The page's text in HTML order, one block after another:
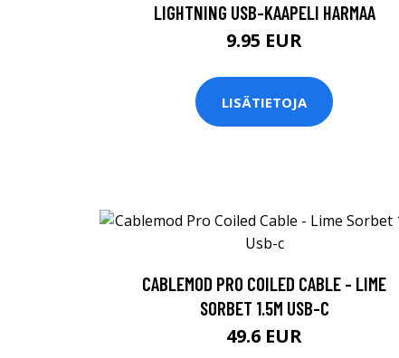
LIGHTNING USB-KAAPELI HARMAA
9.95 EUR
LISÄTIETOJA
CABLEMOD PRO COILED CABLE - LIME
SORBET 1.5M USB-C
49.6 EUR